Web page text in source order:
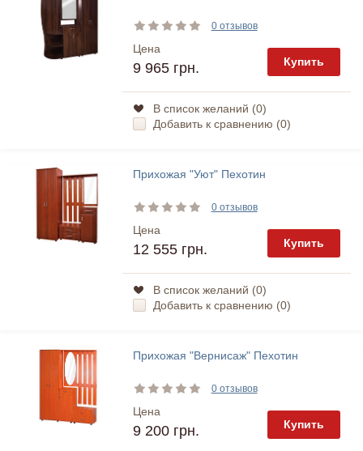
0 отзывов
Цена
9 965 грн. Купить
В список желаний (0)
Добавить к сравнению (0)
Прихожая "Уют" Пехотин
0 отзывов
Цена
12 555 грн. Купить
В список желаний (0)
Добавить к сравнению (0)
Прихожая "Вернисаж" Пехотин
0 отзывов
Цена
9 200 грн. Купить